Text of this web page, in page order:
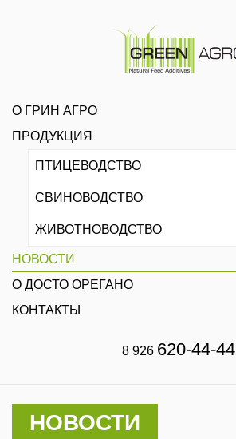
О ГРИН АГРО
ПРОДУКЦИЯ
ПТИЦЕВОДСТВО
СВИНОВОДСТВО
ЖИВОТНОВОДСТВО
НОВОСТИ
О ДОСТО ОРЕГАНО
КОНТАКТЫ
8 926 620-44-44
НОВОСТИ